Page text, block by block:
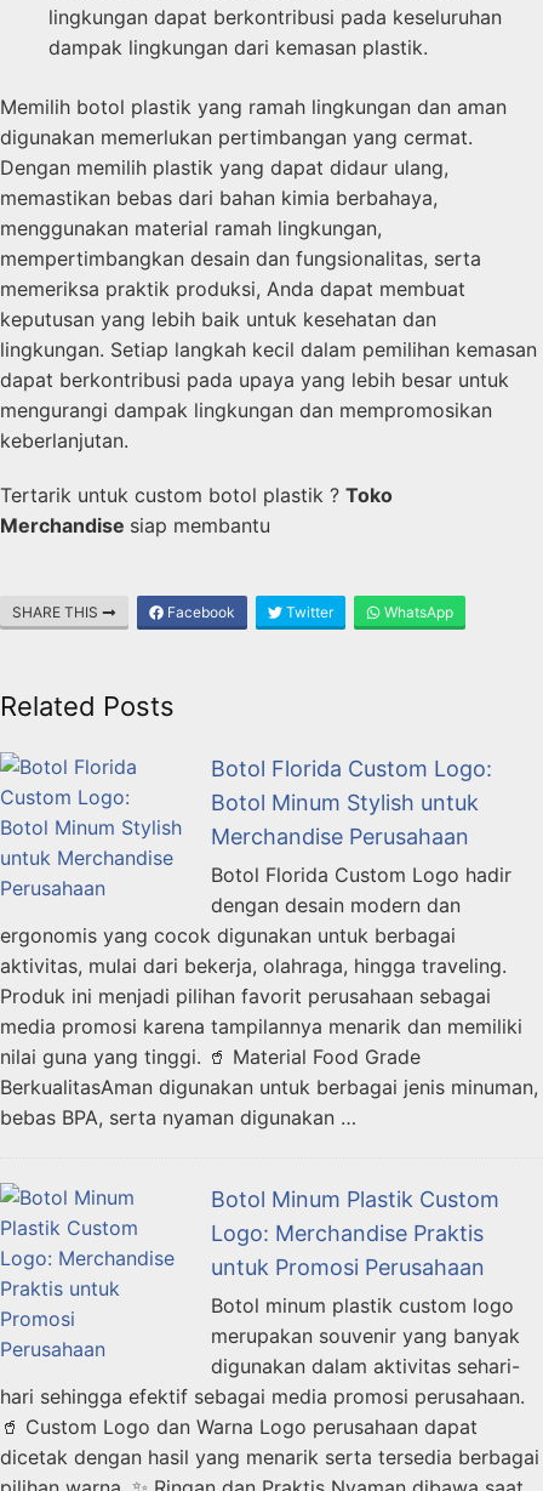
lingkungan dapat berkontribusi pada keseluruhan
dampak lingkungan dari kemasan plastik.
Memilih botol plastik yang ramah lingkungan dan aman
digunakan memerlukan pertimbangan yang cermat.
Dengan memilih plastik yang dapat didaur ulang,
memastikan bebas dari bahan kimia berbahaya,
menggunakan material ramah lingkungan,
mempertimbangkan desain dan fungsionalitas, serta
memeriksa praktik produksi, Anda dapat membuat
keputusan yang lebih baik untuk kesehatan dan
lingkungan. Setiap langkah kecil dalam pemilihan kemasan
dapat berkontribusi pada upaya yang lebih besar untuk
mengurangi dampak lingkungan dan mempromosikan
keberlanjutan.
Tertarik untuk custom botol plastik ? Toko
Merchandise siap membantu
SHARE THIS Facebook Twitter WhatsApp
Related Posts
Botol Florida Custom Logo:
Botol Minum Stylish untuk
Merchandise Perusahaan
Botol Florida Custom Logo hadir
dengan desain modern dan
ergonomis yang cocok digunakan untuk berbagai
aktivitas, mulai dari bekerja, olahraga, hingga traveling.
Produk ini menjadi pilihan favorit perusahaan sebagai
media promosi karena tampilannya menarik dan memiliki
nilai guna yang tinggi. 🥤 Material Food Grade
BerkualitasAman digunakan untuk berbagai jenis minuman,
bebas BPA, serta nyaman digunakan …
Botol Minum Plastik Custom
Logo: Merchandise Praktis
untuk Promosi Perusahaan
Botol minum plastik custom logo
merupakan souvenir yang banyak
digunakan dalam aktivitas sehari-
hari sehingga efektif sebagai media promosi perusahaan.
🥤 Custom Logo dan Warna Logo perusahaan dapat
dicetak dengan hasil yang menarik serta tersedia berbagai